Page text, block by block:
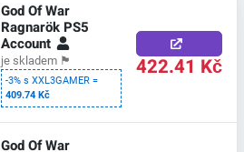
God Of War
Ragnarök PS5
Account
je skladem 🏴
-3% s XXL3GAMER =
409.74 Kč
422.41 Kč
God Of War